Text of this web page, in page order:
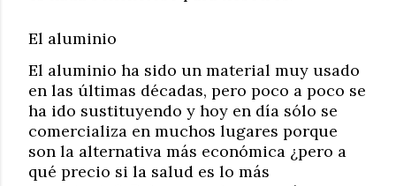
El aluminio
El aluminio ha sido un material muy usado
en las últimas décadas, pero poco a poco se
ha ido sustituyendo y hoy en día sólo se
comercializa en muchos lugares porque
son la alternativa más económica ¿pero a
qué precio si la salud es lo más